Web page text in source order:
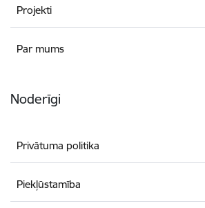
Projekti
Par mums
Noderīgi
Privātuma politika
Piekļūstamība